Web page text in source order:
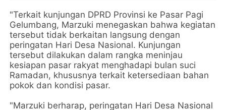
"Terkait kunjungan DPRD Provinsi ke Pasar Pagi
Gelumbang, Marzuki menegaskan bahwa kegiatan
tersebut tidak berkaitan langsung dengan
peringatan Hari Desa Nasional. Kunjungan
tersebut dilakukan dalam rangka meninjau
kesiapan pasar rakyat menghadapi bulan suci
Ramadan, khususnya terkait ketersediaan bahan
pokok dan kondisi pasar.
"Marzuki berharap, peringatan Hari Desa Nasional